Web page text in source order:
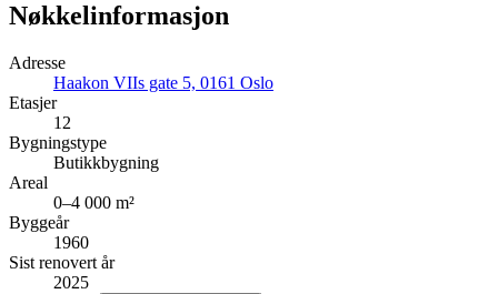
Nøkkelinformasjon
Adresse
Haakon VIIs gate 5, 0161 Oslo
Etasjer
12
Bygningstype
Butikkbygning
Areal
0–4 000 m²
Byggeår
1960
Sist renovert år
2025